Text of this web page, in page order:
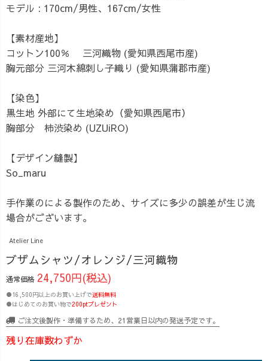
モデル : 170cm/男性、167cm/女性
【素材産地】
コットン100％ 三河織物 (愛知県西尾市産)
胸元部分 三河木綿刺し子織り (愛知県蒲郡市産)
【染色】
黒生地 外部にて生地染め（愛知県西尾市）
胸部分 柿渋染め (UZUiRO)
【デザイン縫製】
So_maru
手作業のによる製作のため、サイズに多少の誤差が生じ流
場合がございます。
Atelier Line
ブザムシャツ/オレンジ/三河織物
通常価格 24,750円(税込)
●16,500円以上のお買い上げで送料無料
●はじめてのお買い物で200ptプレゼント
ご注文後製作・準備するため、21営業日以内の発送予定です。
残り在庫数わずか